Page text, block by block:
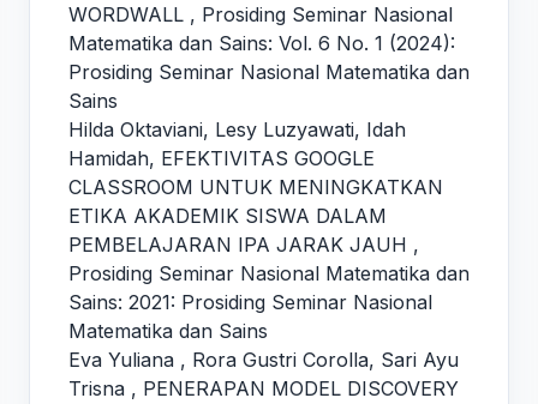
WORDWALL , Prosiding Seminar Nasional
Matematika dan Sains: Vol. 6 No. 1 (2024):
Prosiding Seminar Nasional Matematika dan
Sains
Hilda Oktaviani, Lesy Luzyawati, Idah
Hamidah, EFEKTIVITAS GOOGLE
CLASSROOM UNTUK MENINGKATKAN
ETIKA AKADEMIK SISWA DALAM
PEMBELAJARAN IPA JARAK JAUH ,
Prosiding Seminar Nasional Matematika dan
Sains: 2021: Prosiding Seminar Nasional
Matematika dan Sains
Eva Yuliana , Rora Gustri Corolla, Sari Ayu
Trisna , PENERAPAN MODEL DISCOVERY